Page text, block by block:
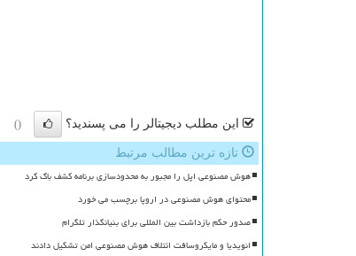
این مطلب دیجیتالر را می پسندید؟ ()
تازه ترین مطالب مرتبط
هوش مصنوعی اپل را مجبور به محدودسازی برنامه کشف باگ کرد
محتوای هوش مصنوعی در اروپا برچسب می خورد
صدور حکم بازداشت بین المللی برای بنیانگذار تلگرام
انویدیا و مایکروسافت ائتلاف هوش مصنوعی امن تشکیل دادند